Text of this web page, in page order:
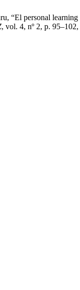
“El personal
, vol. 4, nº 2, p.